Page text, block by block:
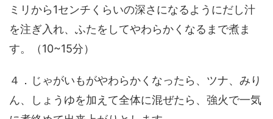
ミリから1センチくらいの深さになるようにだし汁
を注ぎ入れ、ふたをしてやわらかくなるまで煮ま
す。（10~15分）
４．じゃがいもがやわらかくなったら、ツナ、みり
ん、しょうゆを加えて全体に混ぜたら、強火で一気